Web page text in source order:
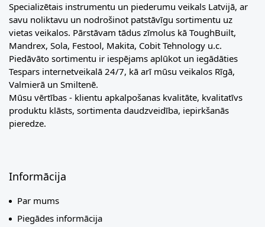
Specializētais instrumentu un piederumu veikals Latvijā, ar
savu noliktavu un nodrošinot patstāvīgu sortimentu uz
vietas veikalos. Pārstāvam tādus zīmolus kā ToughBuilt,
Mandrex, Sola, Festool, Makita, Cobit Tehnology u.c.
Piedāvāto sortimentu ir iespējams aplūkot un iegādāties
Tespars internetveikalā 24/7, kā arī mūsu veikalos Rīgā,
Valmierā un Smiltenē.
Mūsu vērtības - klientu apkalpošanas kvalitāte, kvalitatīvs
produktu klāsts, sortimenta daudzveidība, iepirkšanās
pieredze.
Informācija
Par mums
Piegādes informācija